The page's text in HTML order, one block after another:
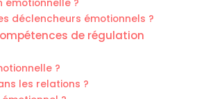
émotionnelle ?
déclencheurs émotionnels ?
de régulation
?
les relations ?